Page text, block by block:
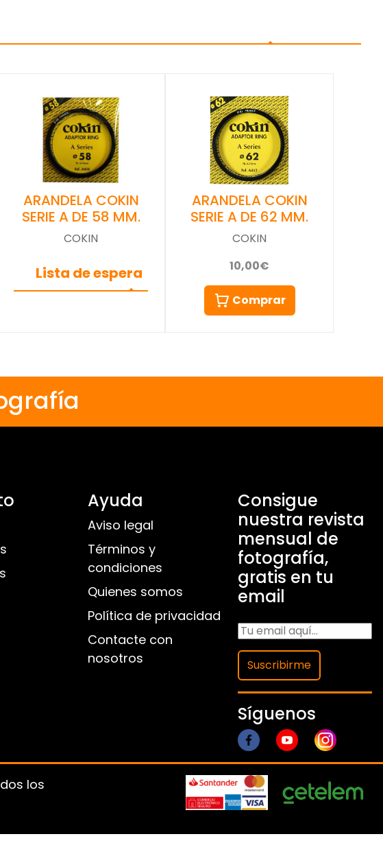
ARANDELA COKIN
SERIE A DE 58 MM.
COKIN
Lista de espera
ARANDELA COKIN
SERIE A DE 62 MM.
COKIN
10,00€
Comprar
Ayuda
Aviso legal
Términos y
condiciones
Quienes somos
Política de privacidad
Contacte con
nosotros
Consigue
nuestra revista
mensual de
fotografía,
gratis en tu
email
Suscribirme
Síguenos
los